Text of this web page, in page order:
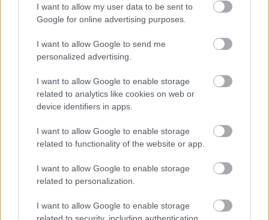
I want to allow my user data to be sent to
Google for online advertising purposes.
I want to allow Google to send me
personalized advertising.
I want to allow Google to enable storage
related to analytics like cookies on web or
device identifiers in apps.
I want to allow Google to enable storage
related to functionality of the website or app.
I want to allow Google to enable storage
related to personalization.
I want to allow Google to enable storage
Meccs Center
Paris Saint-Germain
Manchester United
Felkészülési szezon 4. mérkőzés
2026-08-08 17:00
AC Milan vsManchester United2026-08-15 18:00